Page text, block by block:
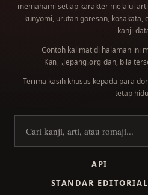
memahami setiap karakter melalui
kunyomi, urutan goresan, kosakata,
kanji-
Contoh kalimat di halaman ini
Kanji.Jepang.org dan, bila
Terima kasih khusus kepada para
tetap
Cari kanji
API
STANDAR EDITORIAL